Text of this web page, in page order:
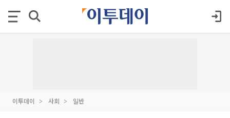
이투데이 사회 일반